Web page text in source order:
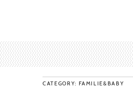
CATEGORY: FAMILIE&BABY